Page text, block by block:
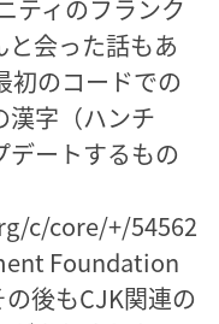
ティのフランク
と会った話もあ
初のコードでの
漢字（ハンチ
デートするもの
c/core/+/54562
Foundation
後もCJK関連の